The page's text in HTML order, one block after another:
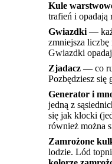
Kule
trafień i opadają
Gwiazdki —
zmniejsza liczbę
Gwiazdki
Zjadacz — co
Pozbędziesz się
Generator i
jedną z
się jak klocki
również można
Zamrożone
lodzie. Lód